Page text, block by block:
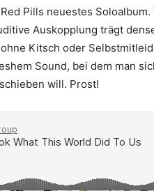
Pills neuestes
Auskopplung trägt
Kitsch oder
Sound, bei dem man
will. Prost!